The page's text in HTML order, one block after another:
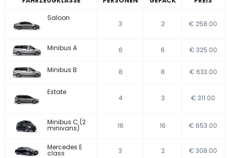
Saloon
3 2 € 258.00
Minibus A 6 6 € 325.00
Minibus B 8 8 € 633.00
Estate
4 3 € 311.00
Minibus C (2
minivans) 16 16 € 653.00
Mercedes E
class 3 2 € 308.00